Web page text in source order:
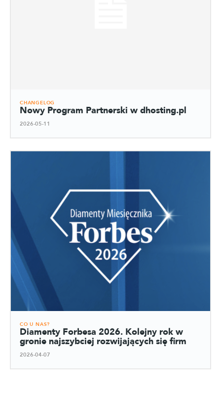
CHANGELOG
Nowy Program Partnerski w dhosting.pl
2026-05-11
CO U NAS?
Diamenty Forbesa 2026. Kolejny rok w
gronie najszybciej rozwijających się firm
2026-04-07